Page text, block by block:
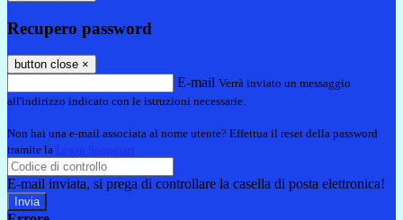
Recupero password
button close ×
E-mail Verrà inviato un messaggio
all'indirizzo indicato con le istruzioni necessarie.
Non hai una e-mail associata al nome utente? Effettua il reset della password
tramite la Login Spaggiari
E-mail inviata, si prega di controllare la casella di posta elettronica!